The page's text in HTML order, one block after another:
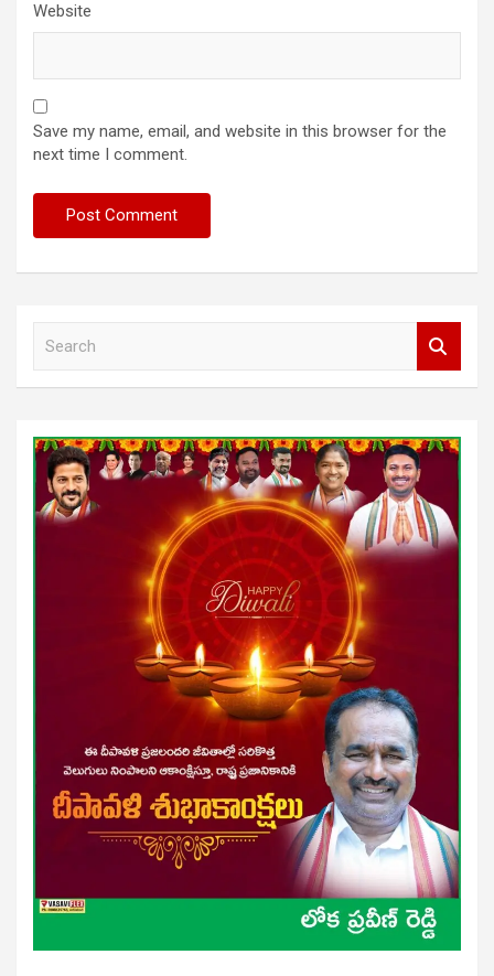
Website
Save my name, email, and website in this browser for the
next time I comment.
h